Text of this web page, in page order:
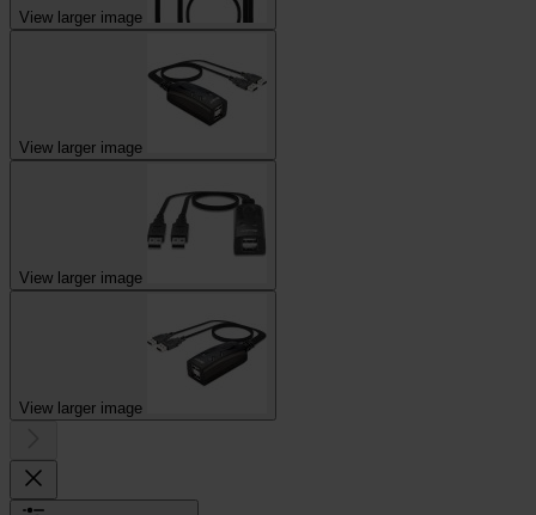
View larger image
View larger image
View larger image
View larger image